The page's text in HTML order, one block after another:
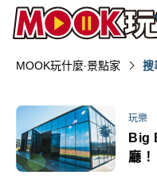
MOOK玩什麼‧景點家 搜
玩樂
Big
廳！